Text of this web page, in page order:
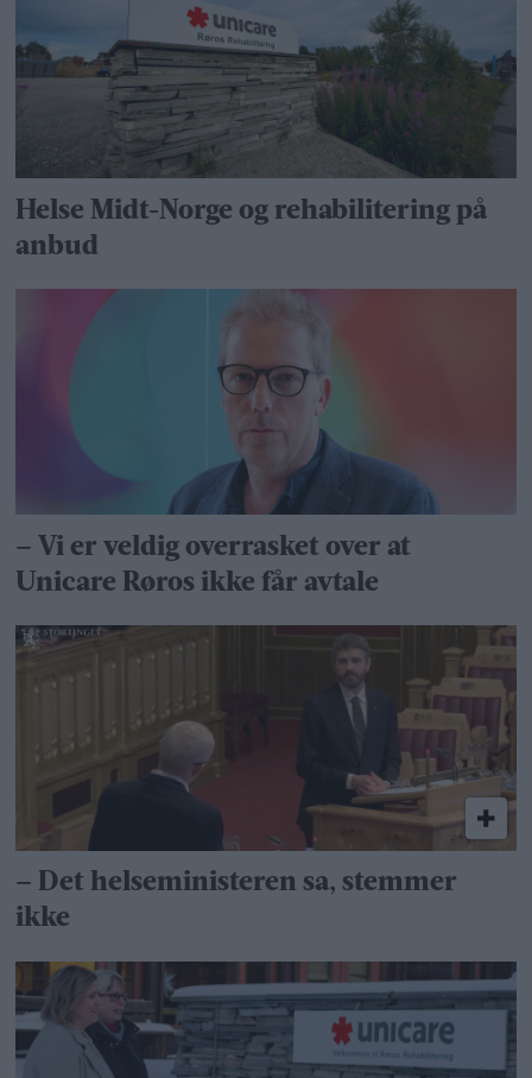
Helse Midt-Norge og rehabilitering på
anbud
– Vi er veldig overrasket over at
Unicare Røros ikke får avtale
– Det helseministeren sa, stemmer
ikke